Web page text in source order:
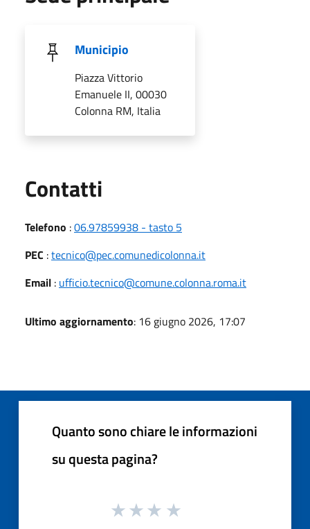
Municipio
Piazza Vittorio
Emanuele II, 00030
Colonna RM, Italia
Contatti
Telefono :06.97859938 - tasto 5
PEC :tecnico@pec.comunedicolonna.it
Email : ufficio.tecnico@comune.colonna.roma.it
Ultimo aggiornamento: 16 giugno 2026, 17:07
Quanto sono chiare le informazioni
su questa pagina?